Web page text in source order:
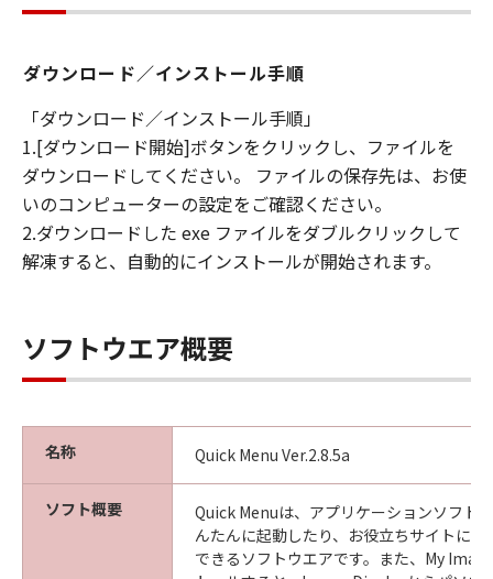
ダウンロード／インストール手順
「ダウンロード／インストール手順」
1.[ダウンロード開始]ボタンをクリックし、ファイルを
ダウンロードしてください。 ファイルの保存先は、お使
いのコンピューターの設定をご確認ください。
2.ダウンロードした exe ファイルをダブルクリックして
解凍すると、自動的にインストールが開始されます。
ソフトウエア概要
名称 Quick Menu Ver.2.8.5a
ソフト概要
Quick Menuは、アプリケーションソフト
んたんに起動したり、お役立ちサイトにす
できるソフトウエアです。また、My